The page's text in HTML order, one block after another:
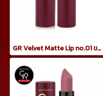
GR Velvet Matte Lip no.01 ขนาด 4.2 กรัม